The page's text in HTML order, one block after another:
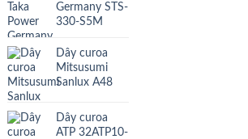
Germany STS-
330-S5M
Dây curoa
Mitsusumi
Sanlux A48
Dây curoa
ATP 32ATP10-